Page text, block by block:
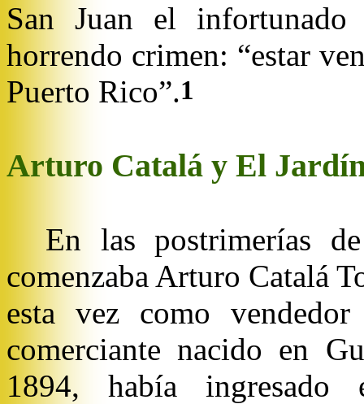
San Juan el infortunado
horrendo crimen: “estar
Puerto Rico”.1
Arturo Catalá y El
En las postrimerías
comenzaba Arturo Catalá
esta vez como
comerciante nacido en
1894, había ingresado